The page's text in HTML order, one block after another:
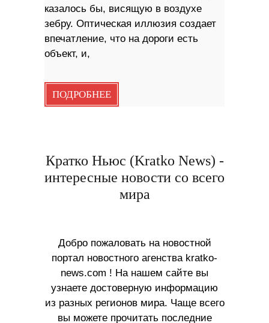
казалось бы, висящую в воздухе
зебру. Оптическая иллюзия создает
впечатление, что на дороги есть
объект, и,
ПОДРОБНЕЕ
Кратко Ньюс (Kratko News) -
интересные новости со всего
мира
Добро пожаловать на новостной
портал новостного агенства kratko-
news.com ! На нашем сайте вы
узнаете достоверную информацию
из разных регионов мира. Чаще всего
вы можете прочитать последние